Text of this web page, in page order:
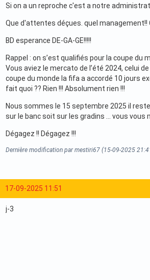
Si on a un reproche c'est a notre
Que d'attentes déçues. quel management!!
BD esperance DE-GA-GE!!!!!
Rappel : on s’est qualifiés pour la coupe du
Vous aviez le mercato de l’été 2024, celui
coupe du monde la fifa a accordé 10 jours
fait quoi ?? Rien !!! Absolument rien !!!
Nous sommes le 15 septembre 2025 il
sur le banc soit sur les gradins … vous vous
Dégagez !! Dégagez !!!
Dernière modification par mestiri67 (15-09-2025
17-09-2025 11:51
j-3